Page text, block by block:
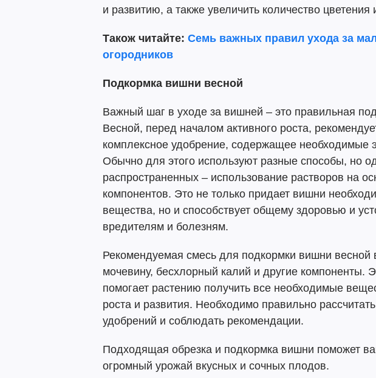
и развитию, а также увеличить количество
Також читайте: Семь важных правил ухода за
огородников
Подкормка вишни весной
Важный шаг в уходе за вишней – это правильная
Весной, перед началом активного роста,
комплексное удобрение, содержащее необходимые
Обычно для этого используют разные способы, но
распространенных – использование растворов на
компонентов. Это не только придает вишни
вещества, но и способствует общему здоровью и
вредителям и болезням.
Рекомендуемая смесь для подкормки вишни весной
мочевину, бесхлорный калий и другие компоненты.
помогает растению получить все необходимые
роста и развития. Необходимо правильно
удобрений и соблюдать рекомендации.
Подходящая обрезка и подкормка вишни поможет
огромный урожай вкусных и сочных плодов.